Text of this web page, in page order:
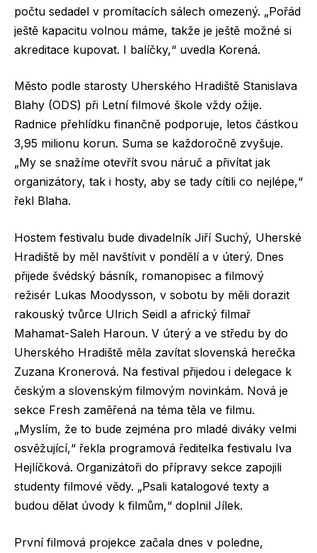
počtu sedadel v promítacích sálech omezený. „Pořád
ještě kapacitu volnou máme, takže je ještě možné si
akreditace kupovat. I balíčky,“ uvedla Korená.
Město podle starosty Uherského Hradiště Stanislava
Blahy (ODS) při Letní filmové škole vždy ožije.
Radnice přehlídku finančně podporuje, letos částkou
3,95 milionu korun. Suma se každoročně zvyšuje.
„My se snažíme otevřít svou náruč a přivítat jak
organizátory, tak i hosty, aby se tady cítili co nejlépe,“
řekl Blaha.
Hostem festivalu bude divadelník Jiří Suchý, Uherské
Hradiště by měl navštívit v pondělí a v úterý. Dnes
přijede švédský básník, romanopisec a filmový
režisér Lukas Moodysson, v sobotu by měli dorazit
rakouský tvůrce Ulrich Seidl a africký filmař
Mahamat-Saleh Haroun. V úterý a ve středu by do
Uherského Hradiště měla zavítat slovenská herečka
Zuzana Kronerová. Na festival přijedou i delegace k
českým a slovenským filmovým novinkám. Nová je
sekce Fresh zaměřená na téma těla ve filmu.
„Myslím, že to bude zejména pro mladé diváky velmi
osvěžující,“ řekla programová ředitelka festivalu Iva
Hejlíčková. Organizátoři do přípravy sekce zapojili
studenty filmové vědy. „Psali katalogové texty a
budou dělat úvody k filmům,“ doplnil Jílek.
První filmová projekce začala dnes v poledne,